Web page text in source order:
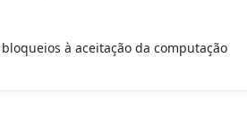
à aceitação da computação